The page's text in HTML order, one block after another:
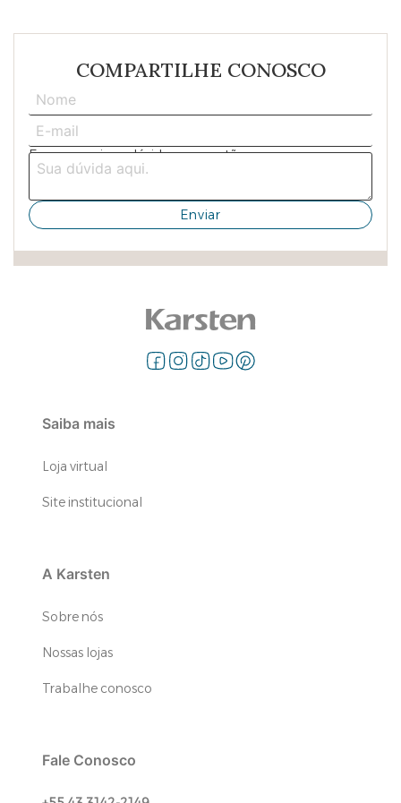
Saiba mais
Loja virtual
Site institucional
A Karsten
Sobre nós
Nossas lojas
Trabalhe conosco
Fale Conosco
COMPARTILHE CONOSCO
Escreva aqui sua dúvida ou sugestão: